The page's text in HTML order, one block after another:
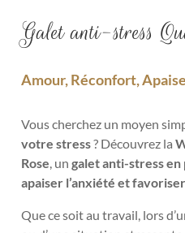
Galet anti-stress
Amour, Réconfort,
Vous cherchez un moyen
votre stress? Découvrez la
Rose , ungalet anti-stress
apaiser l’anxiété et
Que ce soit au travail, lors